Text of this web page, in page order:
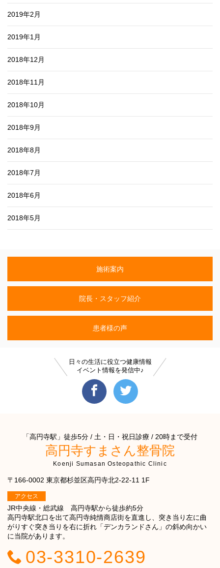
2019年2月
2019年1月
2018年12月
2018年11月
2018年10月
2018年9月
2018年8月
2018年7月
2018年6月
2018年5月
施術案内
院長・スタッフ紹介
患者様の声
日々の生活に役立つ健康情報
イベント情報を発信中♪
「高円寺駅」徒歩5分 / 土・日・祝日診療 / 20時まで受付
高円寺すまさん整骨院
Koenji Sumasan Osteopathic Clinic
〒166-0002 東京都杉並区高円寺北2-22-11 1F
アクセス
JR中央線・総武線 高円寺駅から徒歩約5分
高円寺駅北口を出て高円寺純情商店街を直進し、突き当り左に曲
がりすぐ突き当りを右に折れ「デンカランドさん」の斜め向かい
に当院があります。
03-3310-2639